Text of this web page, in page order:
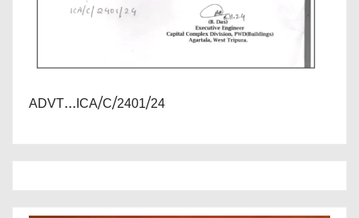
ADVT...ICA/C/2401/24